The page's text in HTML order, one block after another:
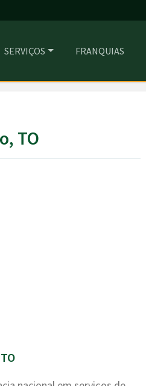
SERVIÇOS FRANQUIAS
TO